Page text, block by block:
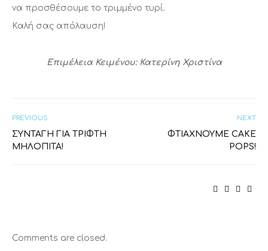
να προσθέσουμε το τριμμένο τυρί.
Καλή σας απόλαυση!
Επιμέλεια Κειμένου: Κατερίνη Χριστίνα
PREVIOUS
ΣΥΝΤΑΓΉ ΓΙΑ ΤΡΙΦΤΉ
ΜΗΛΌΠΙΤΑ!
NEXT
ΦΤΙΆΧΝΟΥΜΕ CAKE
POPS!
Comments are closed.